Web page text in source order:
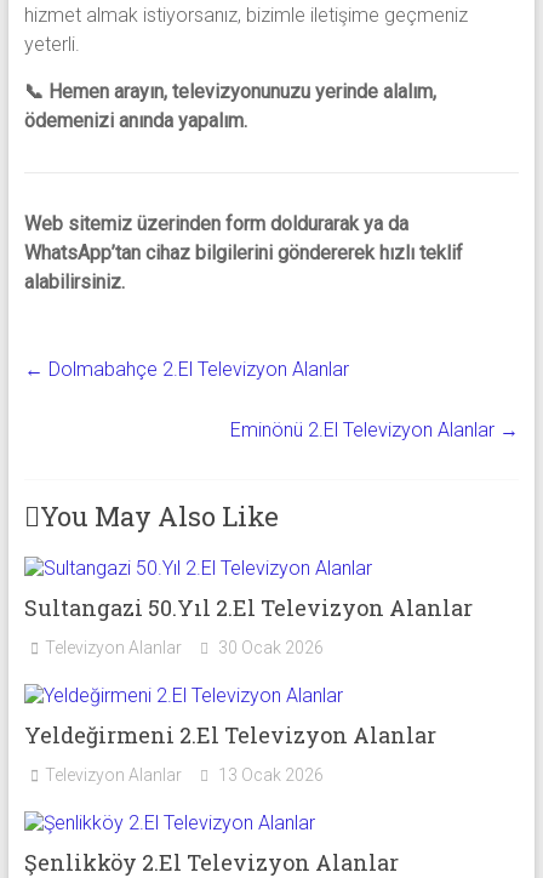
hizmet almak istiyorsanız, bizimle iletişime geçmeniz
yeterli.
📞 Hemen arayın, televizyonunuzu yerinde alalım,
ödemenizi anında yapalım.
Web sitemiz üzerinden form doldurarak ya da
WhatsApp’tan cihaz bilgilerini göndererek hızlı teklif
alabilirsiniz.
← Dolmabahçe 2.El Televizyon Alanlar
Eminönü 2.El Televizyon Alanlar →
You May Also Like
Sultangazi 50.Yıl 2.El Televizyon Alanlar
Televizyon Alanlar 30 Ocak 2026
Yeldeğirmeni 2.El Televizyon Alanlar
Televizyon Alanlar 13 Ocak 2026
Şenlikköy 2.El Televizyon Alanlar